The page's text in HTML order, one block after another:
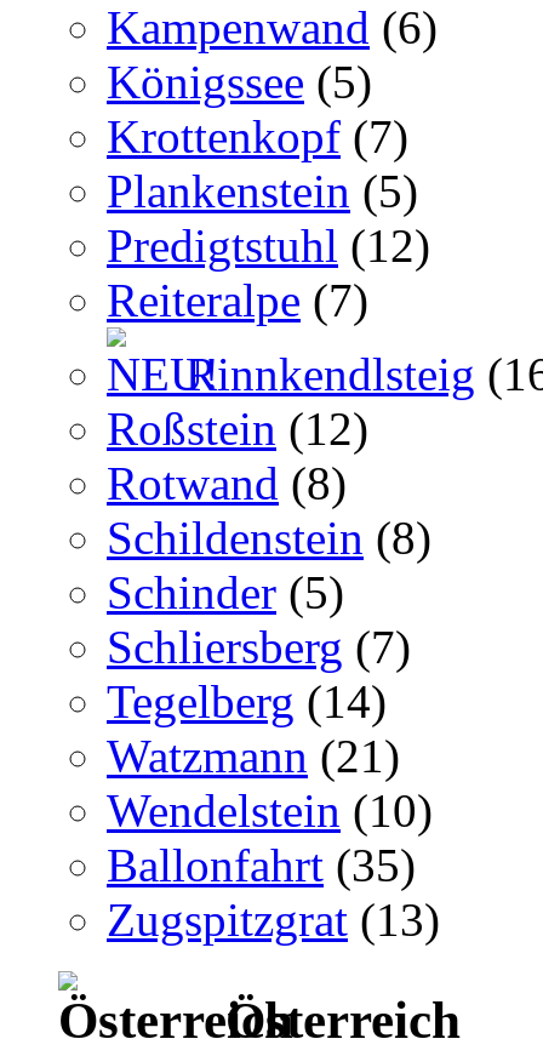
Kampenwand (6)
Königssee (5)
Krottenkopf (7)
Plankenstein (5)
Predigtstuhl (12)
Reiteralpe (7)
Rinnkendlsteig
Roßstein (12)
Rotwand (8)
Schildenstein (8)
Schinder (5)
Schliersberg (7)
Tegelberg (14)
Watzmann (21)
Wendelstein (10)
Ballonfahrt (35)
Zugspitzgrat (13)
Österreich